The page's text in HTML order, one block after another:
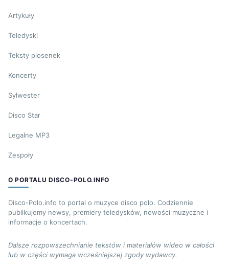
Artykuły
Teledyski
Teksty piosenek
Koncerty
Sylwester
Disco Star
Legalne MP3
Zespoły
O PORTALU DISCO-POLO.INFO
Disco-Polo.info to portal o muzyce disco polo. Codziennie
publikujemy newsy, premiery teledysków, nowości muzyczne i
informacje o koncertach.
Dalsze rozpowszechnianie tekstów i materiałów wideo w całości
lub w części wymaga wcześniejszej zgody wydawcy.